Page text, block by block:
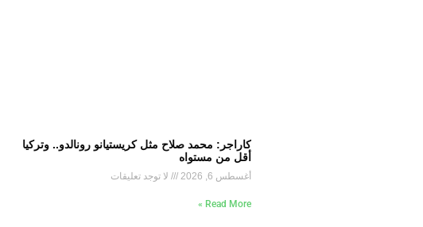
كاراجر: محمد صلاح مثل كريستيانو رونالدو.. وتركيا
أقل من مستواه
أغسطس 6, 2026 لا توجد تعليقات
Read More »